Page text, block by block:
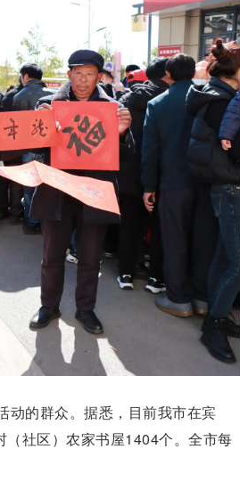
动的群众。据悉，目前我市在宾
社区）农家书屋1404个。全市每